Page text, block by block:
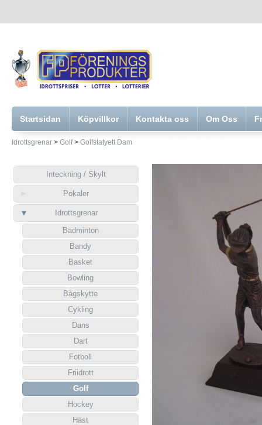
Startsidan Köpvillkor Kontakta oss Om Oss
Idrottsgrenar > Golf> Golfstatyett Dam
Inteckning / Skylt
Pokaler
Idrottsgrenar
Badminton
Bandy
Basket
Bowling
Bågskytte
Cykling
Dans
Dart
Fotboll
Friidrott
Golf
Hockey
Häst